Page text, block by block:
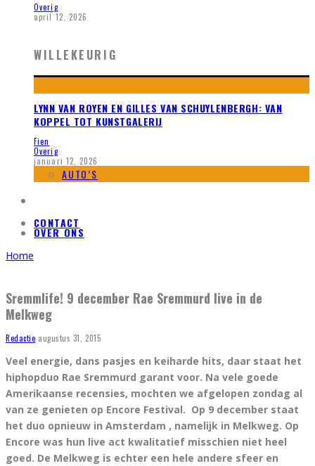
Overig
april 12, 2026
WILLEKEURIG
LYNN VAN ROYEN EN GILLES VAN SCHUYLENBERGH: VAN
KOPPEL TOT KUNSTGALERIJ
Fien
Overig
januari 12, 2026
AUTO’S
CONTACT
OVER ONS
Home
Sremmlife! 9 december Rae Sremmurd live in de
Melkweg
Redactie augustus 31, 2015
Veel energie, dans pasjes en keiharde hits, daar staat het
hiphopduo Rae Sremmurd garant voor. Na vele goede
Amerikaanse recensies, mochten we afgelopen zondag al
van ze genieten op Encore Festival. Op 9 december staat
het duo opnieuw in Amsterdam , namelijk in Melkweg. Op
Encore was hun live act kwalitatief misschien niet heel
goed. De Melkweg is echter een hele andere sfeer en